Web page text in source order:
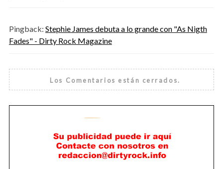
Pingback: Stephie James debuta a lo grande con "As Nigth
Fades" - Dirty Rock Magazine
Los Comentarios están cerrados.